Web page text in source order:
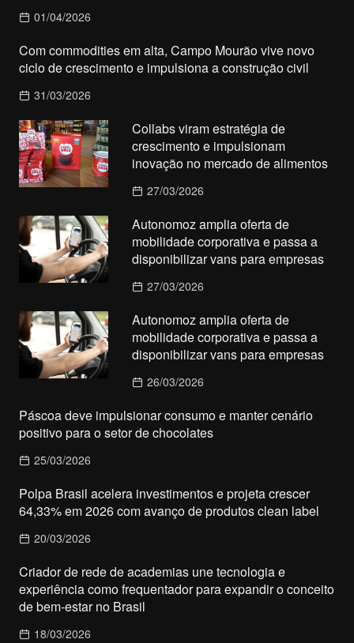
01/04/2026
Com commodities em alta, Campo Mourão vive novo
ciclo de crescimento e impulsiona a construção civil
31/03/2026
Collabs viram estratégia de
crescimento e impulsionam
inovação no mercado de alimentos
27/03/2026
Autonomoz amplia oferta de
mobilidade corporativa e passa a
disponibilizar vans para empresas
27/03/2026
Autonomoz amplia oferta de
mobilidade corporativa e passa a
disponibilizar vans para empresas
26/03/2026
Páscoa deve impulsionar consumo e manter cenário
positivo para o setor de chocolates
25/03/2026
Polpa Brasil acelera investimentos e projeta crescer
64,33% em 2026 com avanço de produtos clean label
20/03/2026
Criador de rede de academias une tecnologia e
experiência como frequentador para expandir o conceito
de bem-estar no Brasil
18/03/2026